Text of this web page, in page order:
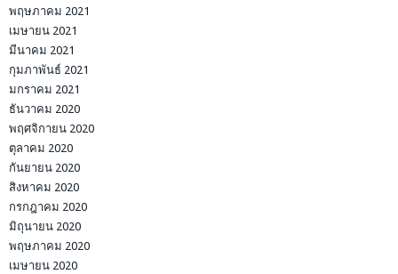
พฤษภาคม 2021
เมษายน 2021
มีนาคม 2021
กุมภาพันธ์ 2021
มกราคม 2021
ธันวาคม 2020
พฤศจิกายน 2020
ตุลาคม 2020
กันยายน 2020
สิงหาคม 2020
กรกฎาคม 2020
มิถุนายน 2020
พฤษภาคม 2020
เมษายน 2020